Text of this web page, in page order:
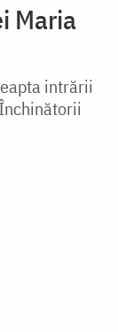
Maria
intrării